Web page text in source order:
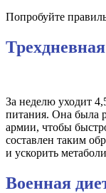
Попробуйте
За неделю уходит
питания. Она была
армии, чтобы
составлен таким
и ускорить
Военная